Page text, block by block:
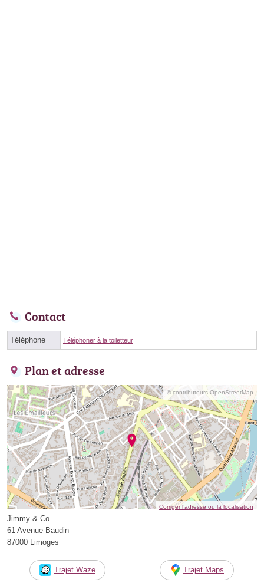
Contact
Téléphone Téléphoner à la toiletteur
Plan et adresse
© contributeurs OpenStreetMap
Corriger l’adresse ou la localisation
Jimmy & Co
61 Avenue Baudin
87000 Limoges
Trajet Waze Trajet Maps